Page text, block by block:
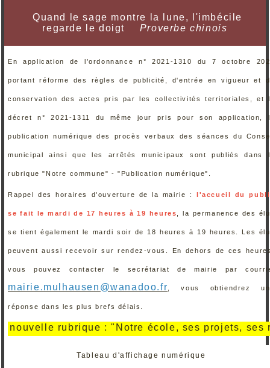
Quand le sage montre la lune, l'imbécile
regarde le doigt
Proverbe chinois
En application de l’ordonnance n° 2021-1310 du 7 octobre
portant réforme des règles de publicité, d'entrée en vigueur et
conservation des actes pris par les collectivités territoriales, et
décret n° 2021-1311 du même jour pris pour son application,
publication numérique des procès verbaux des séances du
municipal ainsi que les arrêtés municipaux sont publiés dans
rubrique "Notre commune" - "Publication numérique".
Rappel des horaires d'ouverture de la mairie : l'accueil du
se fait le mardi de 17 heures à 19 heures , la permanence des
se tient également le mardi soir de 18 heures à 19 heures. Les
peuvent aussi recevoir sur rendez-vous. En dehors de ces
vous pouvez contacter le secrétariat de mairie par
mairie.mulhausen@wanadoo.fr , vous obtiendrez
réponse dans les plus brefs délais.
rubrique : "Notre école, ses projets, ses
Tableau d'affichage numérique